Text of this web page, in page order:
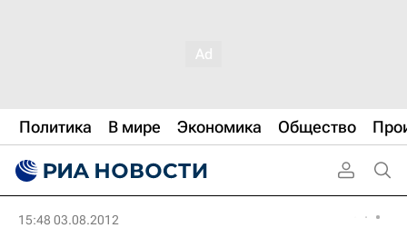
Политика В мире Экономика Общество
15:48 03.08.2012